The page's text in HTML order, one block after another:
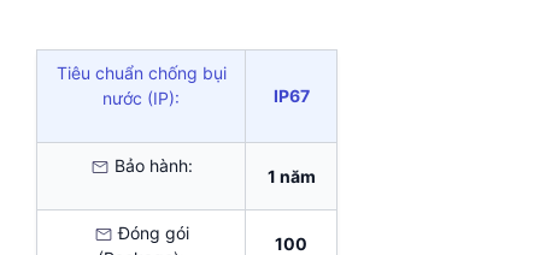
Tiêu chuẩn chống bụi
nước (IP):
IP67
Bảo hành:
1 năm
Đóng gói
100